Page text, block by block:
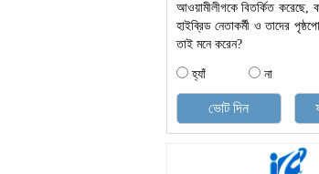
আওয়ামীলীগকে বিতর্কিত করেছে,
হাইব্রিড নেতাকর্মী ও তাদের
তাই মনে করেন?
হ্যাঁ না
ভোট দিন